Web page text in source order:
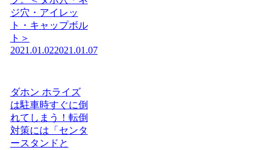
ジ穴・アイレッ
ト・キャップボル
ト＞
2021.01.022021.01.07
ダホン ホライズ
は駐車時すぐに倒
れてしまう！転倒
対策には「センタ
ースタンドと